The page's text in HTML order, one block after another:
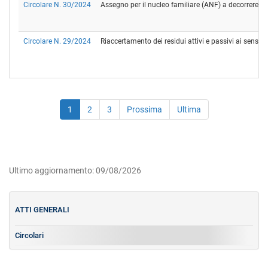
Circolare N. 30/2024 Assegno per il nucleo familiare (ANF) a decorrere
Circolare N. 29/2024 Riaccertamento dei residui attivi e passivi ai sensi
1 2 3 Prossima Ultima
Ultimo aggiornamento: 09/08/2026
ATTI GENERALI
Circolari